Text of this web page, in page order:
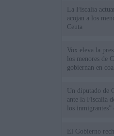
La Fiscalía
acojan a los
Ceuta
Vox eleva la
los menores de
gobiernan en
Un diputado de
ante la Fiscalía
los inmigrantes”
El Gobierno